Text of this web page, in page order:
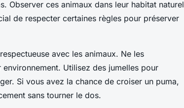
Observer ces animaux dans leur habitat naturel
de respecter certaines règles pour préserver
avec les animaux. Ne les
Utilisez des jumelles pour
Si vous avez la chance de croiser un puma,
sans tourner le dos.